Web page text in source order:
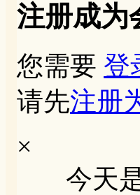
注册成为
您需要 登
请先注册
×
今天是